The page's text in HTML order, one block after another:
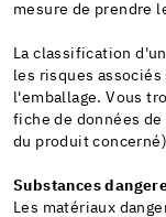
mesure de prendre
La classification
les risques
l'emballage. Vous
fiche de données
du produit concerné)
Substances
Les matériaux